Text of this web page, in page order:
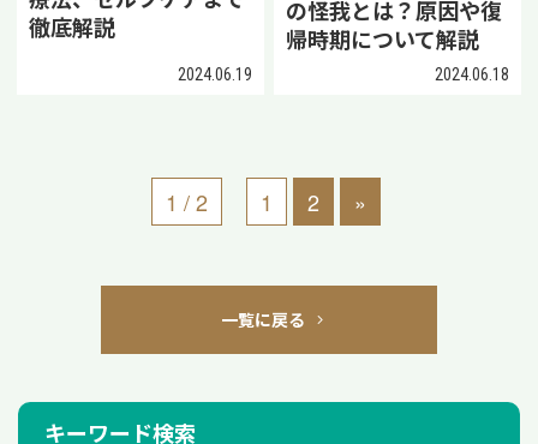
徹底解説
2024.06.19
の怪我とは？原因や復
帰時期について解説
2024.06.18
1 / 2 1 2 »
一覧に戻る
キーワード検索